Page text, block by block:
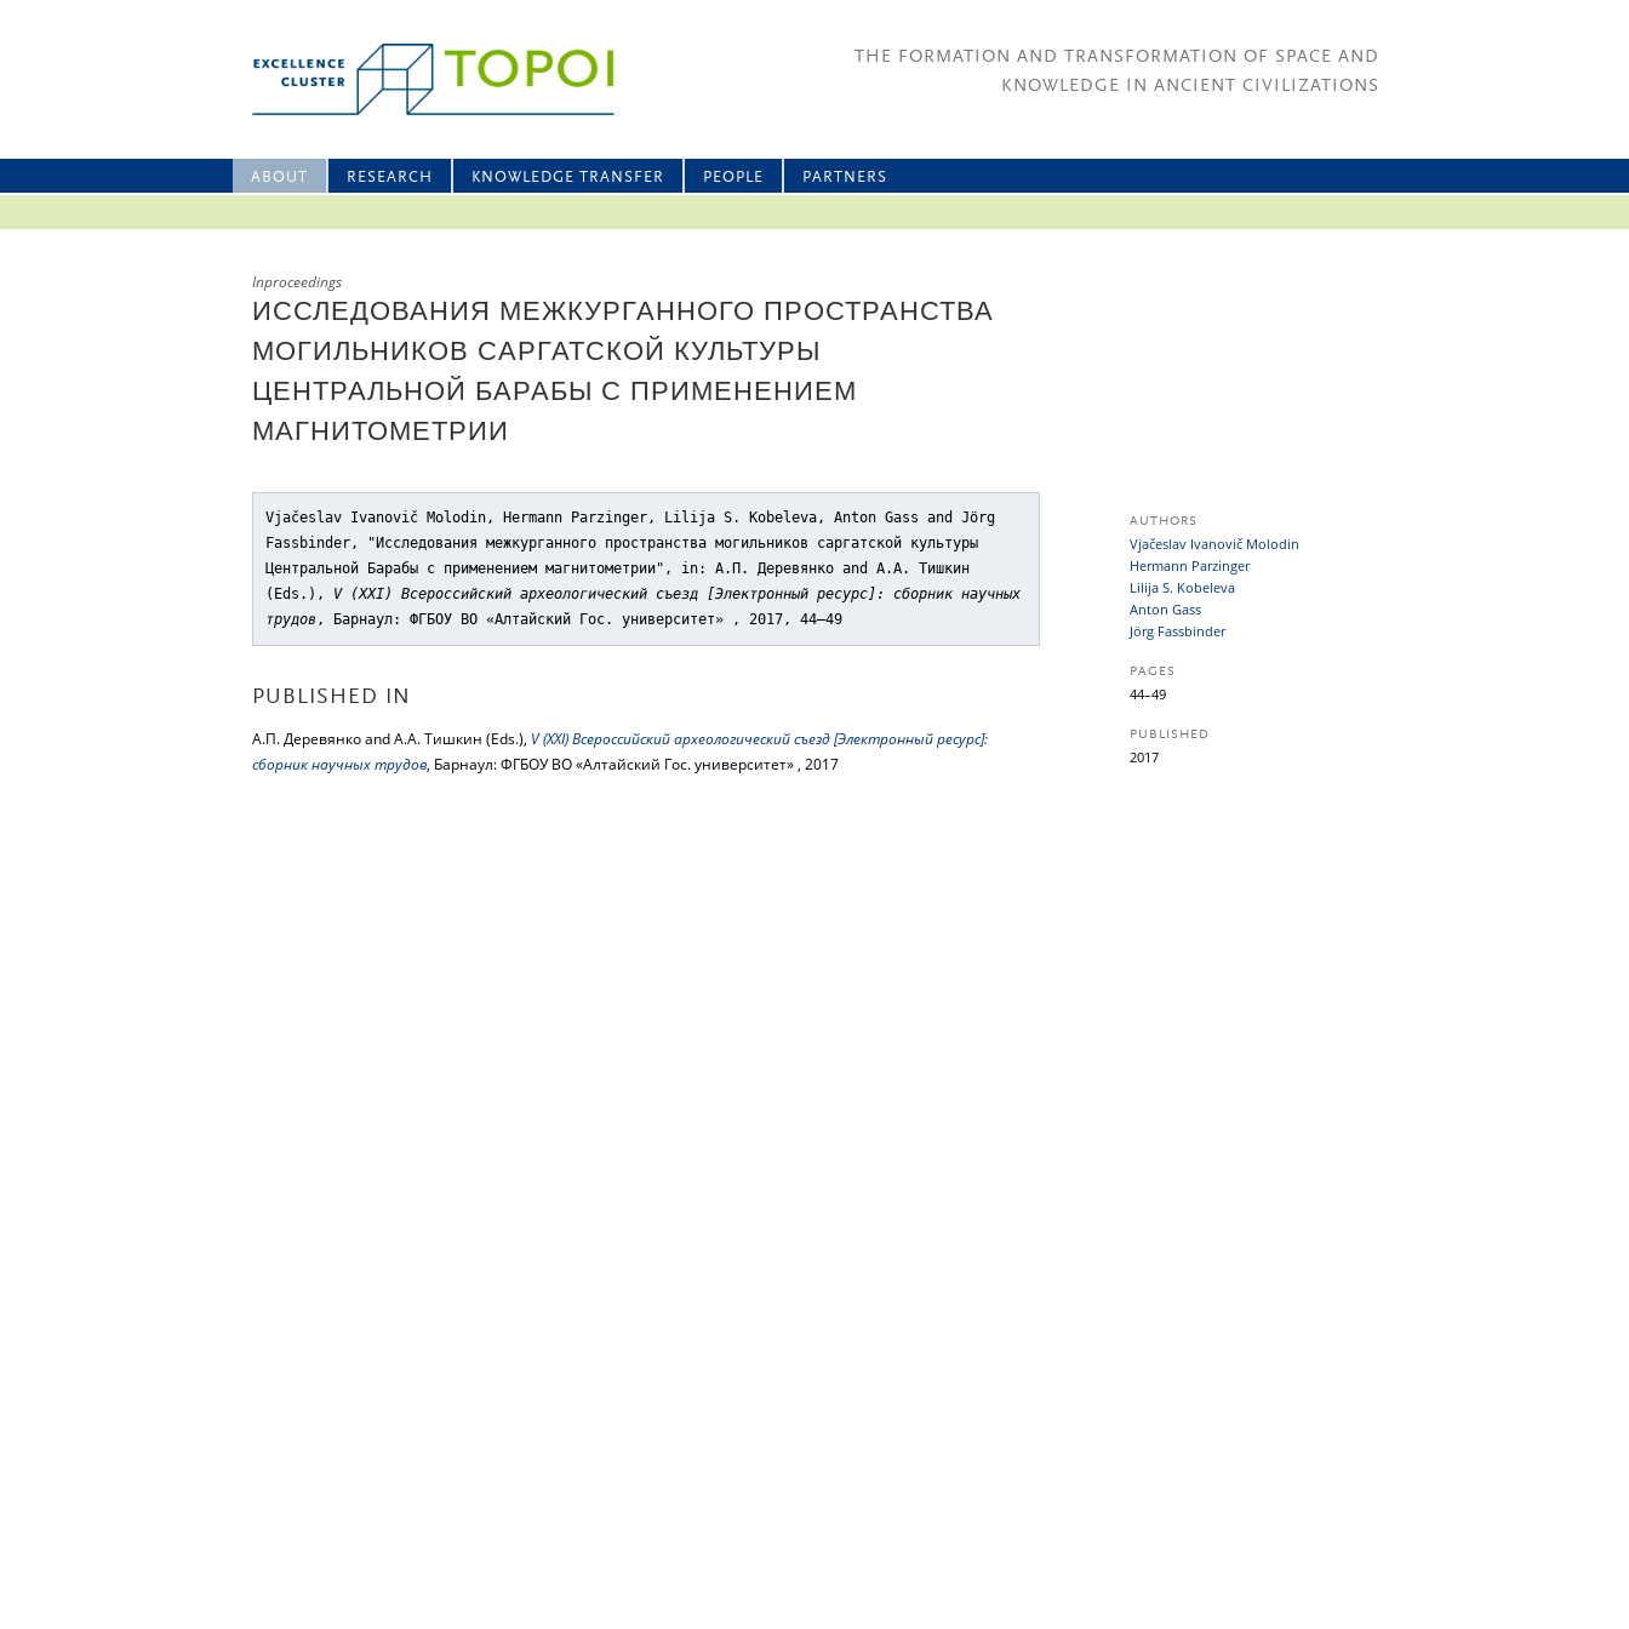
THE FORMATION AND TRANSFORMATION OF SPACE AND
KNOWLEDGE IN ANCIENT CIVILIZATIONS
ABOUT RESEARCH KNOWLEDGE TRANSFER PEOPLE PARTNERS
Inproceedings
ИССЛЕДОВАНИЯ МЕЖКУРГАННОГО ПРОСТРАНСТВА
МОГИЛЬНИКОВ САРГАТСКОЙ КУЛЬТУРЫ
ЦЕНТРАЛЬНОЙ БАРАБЫ С ПРИМЕНЕНИЕМ
МАГНИТОМЕТРИИ
Vjačeslav Ivanovič Molodin, Hermann Parzinger, Lilija S. Kobeleva, Anton Gass and Jörg
Fassbinder, "Исследования межкурганного пространства могильников саргатской культуры
Центральной Барабы с применением магнитометрии" , in: А.П. Деревянко and А.А. Тишкин
(Eds.), V (XXI) Всероссийский археологический съезд [Электронный ресурс]: сборник научных
трудов , Барнаул: ФГБОУ ВО «Алтайский Гос. университет» , 2017, 44–49
PUBLISHED IN
А.П. Деревянко and А.А. Тишкин (Eds.), V (XXI) Всероссийский археологический съезд [Электронный ресурс]:
сборник научных трудов, Барнаул: ФГБОУ ВО «Алтайский Гос. университет» , 2017
AUTHORS
Vjačeslav Ivanovič Molodin
Hermann Parzinger
Lilija S. Kobeleva
Anton Gass
Jörg Fassbinder
PAGES
44–49
PUBLISHED
2017